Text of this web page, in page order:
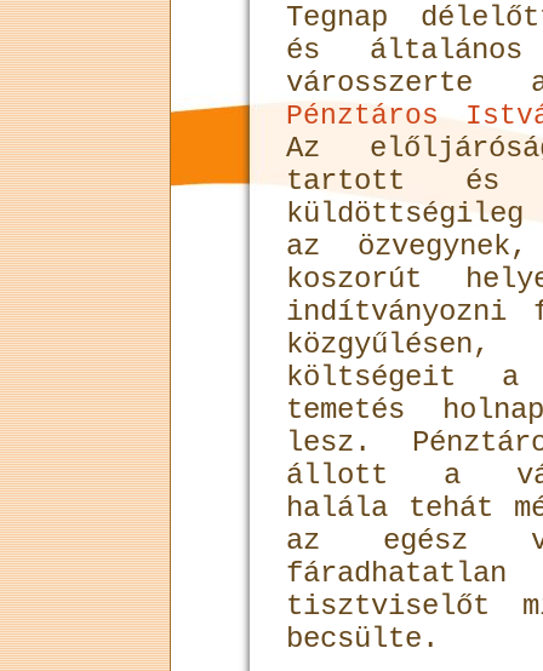
Tegnap
és
Pénztáros
Az
tartott és
az
koszorút
indítványozni
költségeit
temetés
lesz.
állott a
halála tehát
az egész
tisztviselőt
becsülte.